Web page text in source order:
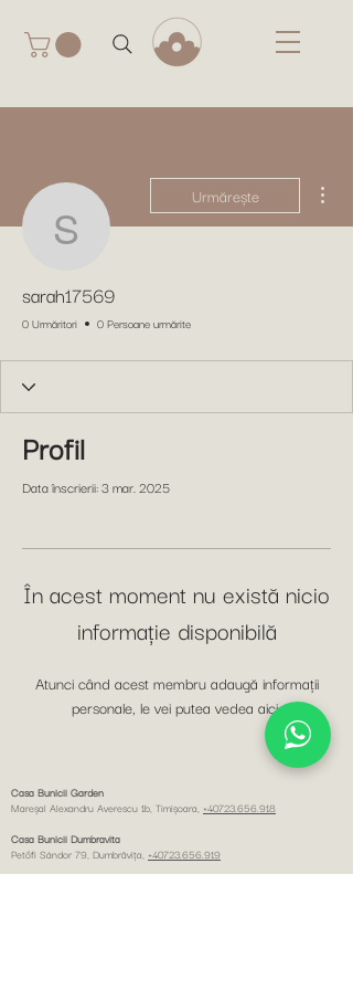
sarah17569
Urmărește
sarah17569
0 Urmăritori 0 Persoane urmărite
Profil
Data înscrierii: 3 mar. 2025
În acest moment nu există nicio
informație disponibilă
Atunci când acest membru adaugă informații
personale, le vei putea vedea aici.
Casa Bunicii Garden
Mareșal Alexandru Averescu 1b, Timişoara, +40723.656.918
Casa Bunicii Dumbravita
Petőfi Sándor 79, Dumbrăviţa, +40723.656.919